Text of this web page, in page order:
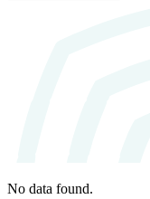
No data found.